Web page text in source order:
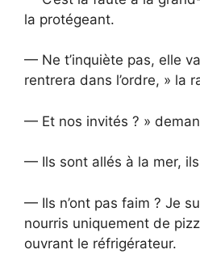
la protégeant.
— Ne t’inquiète pas, elle
rentrera dans l’ordre, » la
— Et nos invités ? »
— Ils sont allés à la mer,
— Ils n’ont pas faim ? Je
nourris uniquement de
ouvrant le réfrigérateur.